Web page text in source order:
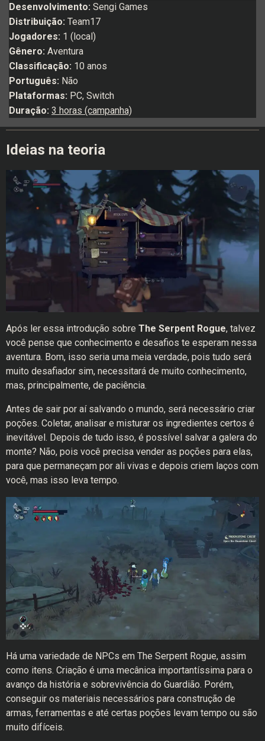
Desenvolvimento: Sengi Games
Distribuição: Team17
Jogadores: 1 (local)
Gênero: Aventura
Classificação: 10 anos
Português: Não
Plataformas: PC, Switch
Duração: 3 horas (campanha)
Ideias na teoria
Após ler essa introdução sobre The Serpent Rogue, talvez
você pense que conhecimento e desafios te esperam nessa
aventura. Bom, isso seria uma meia verdade, pois tudo será
muito desafiador sim, necessitará de muito conhecimento,
mas, principalmente, de paciência.
Antes de sair por aí salvando o mundo, será necessário criar
poções. Coletar, analisar e misturar os ingredientes certos é
inevitável. Depois de tudo isso, é possível salvar a galera do
monte? Não, pois você precisa vender as poções para elas,
para que permaneçam por ali vivas e depois criem laços com
você, mas isso leva tempo.
Há uma variedade de NPCs em The Serpent Rogue, assim
como itens. Criação é uma mecânica importantíssima para o
avanço da história e sobrevivência do Guardião. Porém,
conseguir os materiais necessários para construção de
armas, ferramentas e até certas poções levam tempo ou são
muito difíceis.